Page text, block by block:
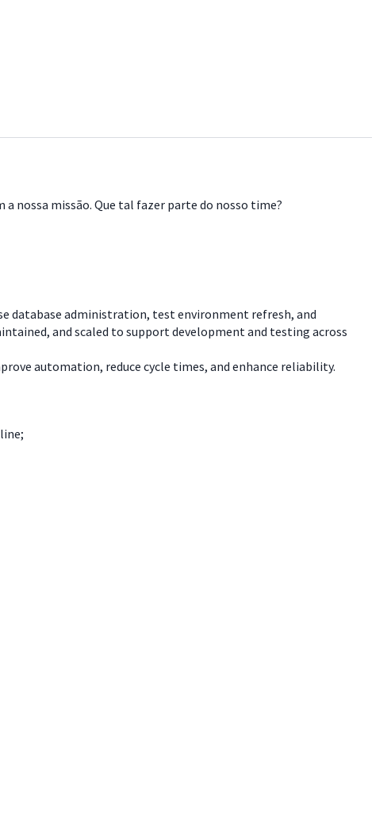
a nossa missão. Que tal fazer parte do nosso time?
database administration, test environment refresh, and
and scaled to support development and testing across
automation, reduce cycle times, and enhance reliability.